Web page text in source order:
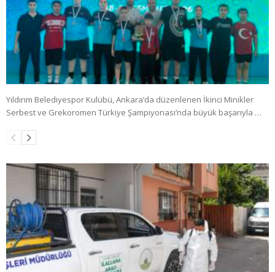
Yıldırım Belediyespor Kulübü, Ankara’da düzenlenen İkinci Minikler
Serbest ve Grekoromen Türkiye Şampiyonası’nda büyük başarıyla …